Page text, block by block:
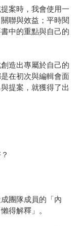
案時，我會使用一
聯與效益；平時閱
中的重點與自己的
造出專屬於自己的
在初次與編輯會面
提案，就獲得了出
團隊成員的「內
得解釋」。